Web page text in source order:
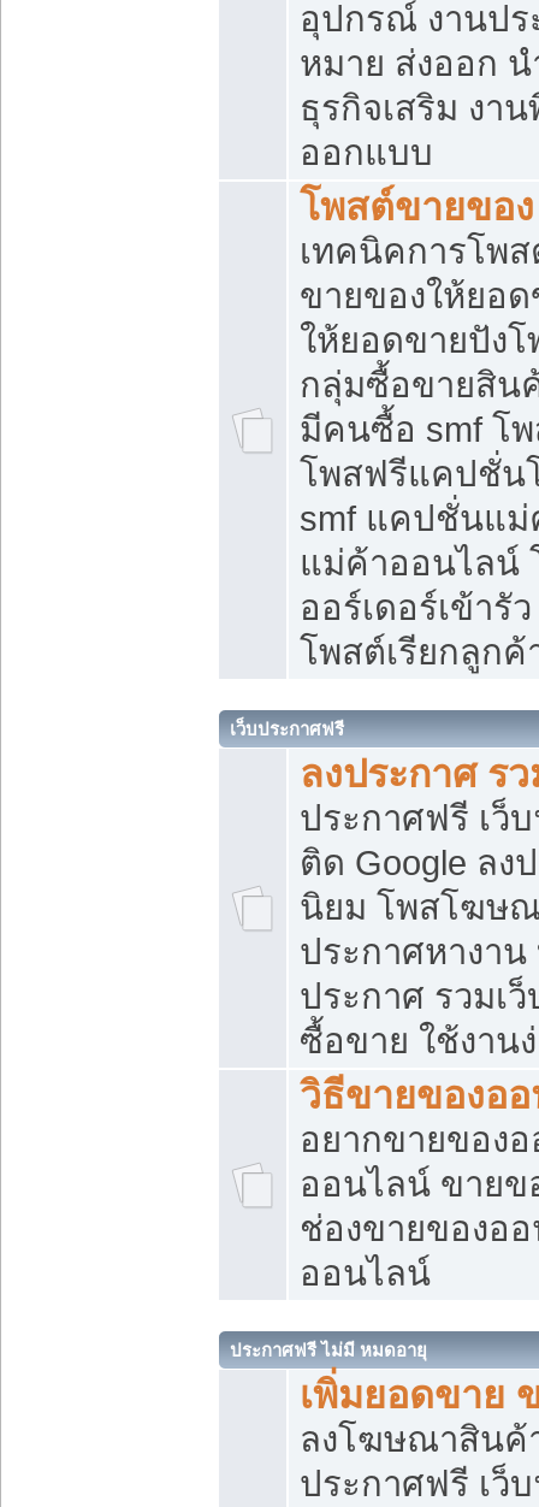
อุปกรณ์ งานป
หมาย ส่งออก น
ธุรกิจเสริม งา
ออกแบบ
โพสต์ขายของ
เทคนิคการโพ
ขายของให้ยอ
ให้ยอดขายปัง
กลุ่มซื้อขายสิน
มีคนซื้อ smf โ
โพสฟรีแคปชั่น
smf แคปชั่นแ
แม่ค้าออนไลน์
ออร์เดอร์เข้ารั
โพสต์เรียกลูกค้
เว็บประกาศฟรี
ลงประกาศ ร
ประกาศฟรี เว็
ติด Google ลง
นิยม โพสโฆษ
ประกาศหางาน
ประกาศ รวมเ
ซื้อขาย ใช้งาน
วิธีขายของอ
อยากขายของ
ออนไลน์ ขายข
ช่องขายของอ
ออนไลน์
ประกาศฟรี ไม่มี หมดอายุ
เพิ่มยอดขาย
ลงโฆษณาสิน
ประกาศฟรี เว็